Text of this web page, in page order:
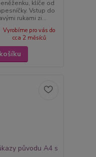
klíče od
Vstup do
rukami zi...
Vyrobíme pro vás do
cca 2 měsíců